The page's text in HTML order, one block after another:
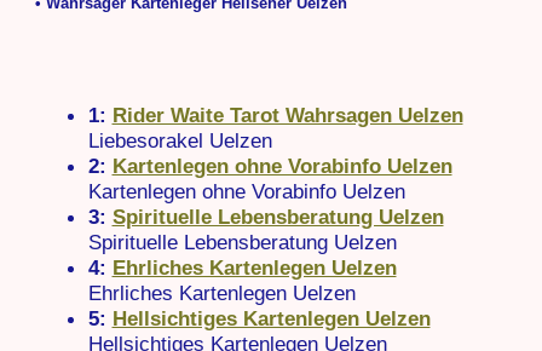
1: Rider Waite Tarot Wahrsagen Uelzen
Liebesorakel Uelzen
2: Kartenlegen ohne Vorabinfo Uelzen
Kartenlegen ohne Vorabinfo Uelzen
3: Spirituelle Lebensberatung Uelzen
Spirituelle Lebensberatung Uelzen
4: Ehrliches Kartenlegen Uelzen
Ehrliches Kartenlegen Uelzen
5: Hellsichtiges Kartenlegen Uelzen
Hellsichtiges Kartenlegen Uelzen